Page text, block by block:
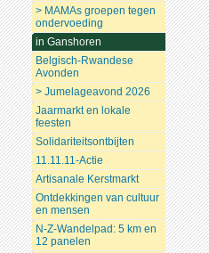
> MAMAs groepen tegen
ondervoeding
in Ganshoren
Belgisch-Rwandese
Avonden
> Jumelageavond 2026
Jaarmarkt en lokale
feesten
Solidariteitsontbijten
11.11.11-Actie
Artisanale Kerstmarkt
Ontdekkingen van cultuur
en mensen
N-Z-Wandelpad: 5 km en
12 panelen